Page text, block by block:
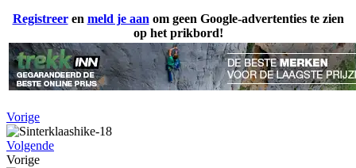
Registreeren meld je aanom geen Google-advertenties te zien
op het prikbord!
Vorige
Volgende
Vorige